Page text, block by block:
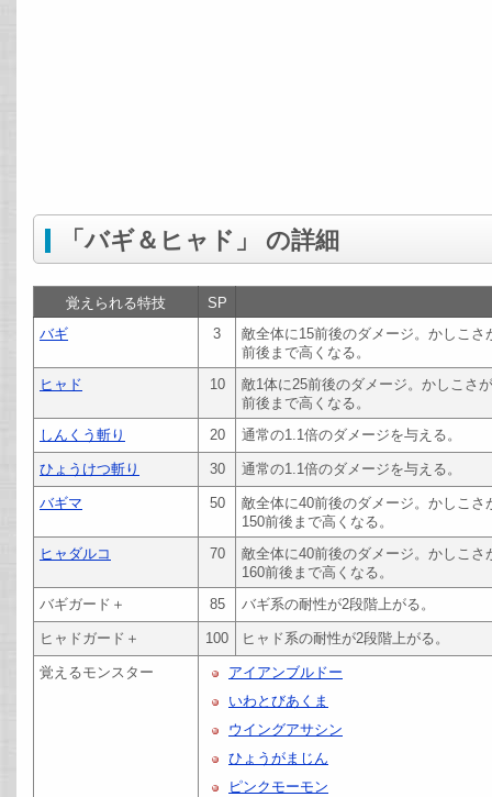
「バギ＆ヒャド」 の詳細
覚えられる特技
SP
バギ
3
敵全体に15前後のダメージ。かしこ
前後まで高くなる。
ヒャド
10
敵1体に25前後のダメージ。かしこさ
前後まで高くなる。
しんくう斬り
20 通常の1.1倍のダメージを与える。
ひょうけつ斬り 30 通常の1.1倍のダメージを与える。
バギマ 50
敵全体に40前後のダメージ。かしこ
150前後まで高くなる。
ヒャダルコ
70
敵全体に40前後のダメージ。かしこ
160前後まで高くなる。
バギガード＋
85 バギ系の耐性が2段階上がる。
ヒャドガード＋ 100 ヒャド系の耐性が2段階上がる。
覚えるモンスター
アイアンブルドー
いわとびあくま
ウイングアサシン
ひょうがまじん
ピンクモーモン